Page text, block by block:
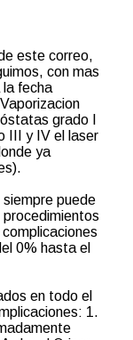
este correo,
con mas
fecha
grado I
III y IV el laser
ya
siempre puede
0% hasta el
en todo el
1.